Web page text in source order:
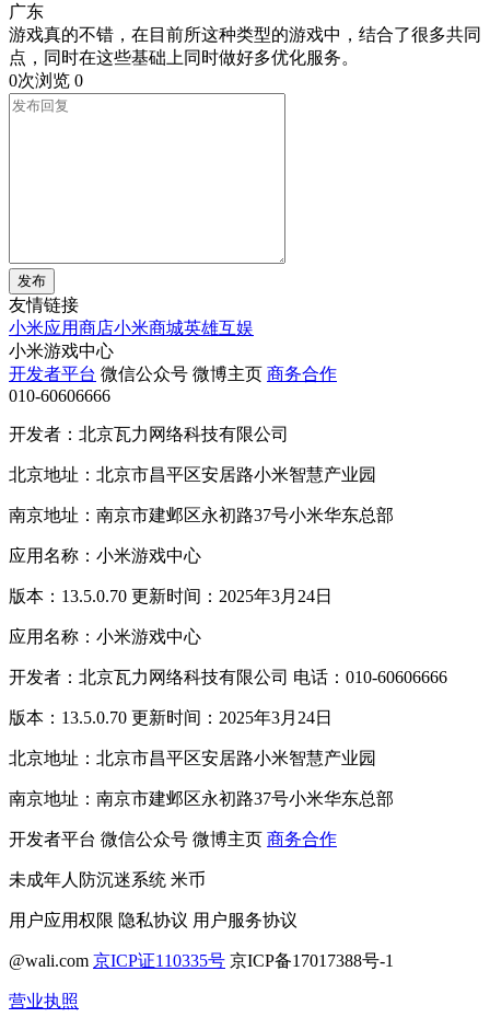
广东
游戏真的不错，在目前所这种类型的游戏中，结合了很多共同
点，同时在这些基础上同时做好多优化服务。
0次浏览 0
发布
友情链接
小米应用商店小米商城英雄互娱
小米游戏中心
开发者平台 微信公众号 微博主页 商务合作
010-60606666
开发者：北京瓦力网络科技有限公司
北京地址：北京市昌平区安居路小米智慧产业园
南京地址：南京市建邺区永初路37号小米华东总部
应用名称：小米游戏中心
版本：13.5.0.70 更新时间：2025年3月24日
应用名称：小米游戏中心
开发者：北京瓦力网络科技有限公司 电话：010-60606666
版本：13.5.0.70 更新时间：2025年3月24日
北京地址：北京市昌平区安居路小米智慧产业园
南京地址：南京市建邺区永初路37号小米华东总部
开发者平台 微信公众号 微博主页 商务合作
未成年人防沉迷系统 米币
用户应用权限 隐私协议 用户服务协议
@wali.com 京ICP证110335号 京ICP备17017388号-1
营业执照